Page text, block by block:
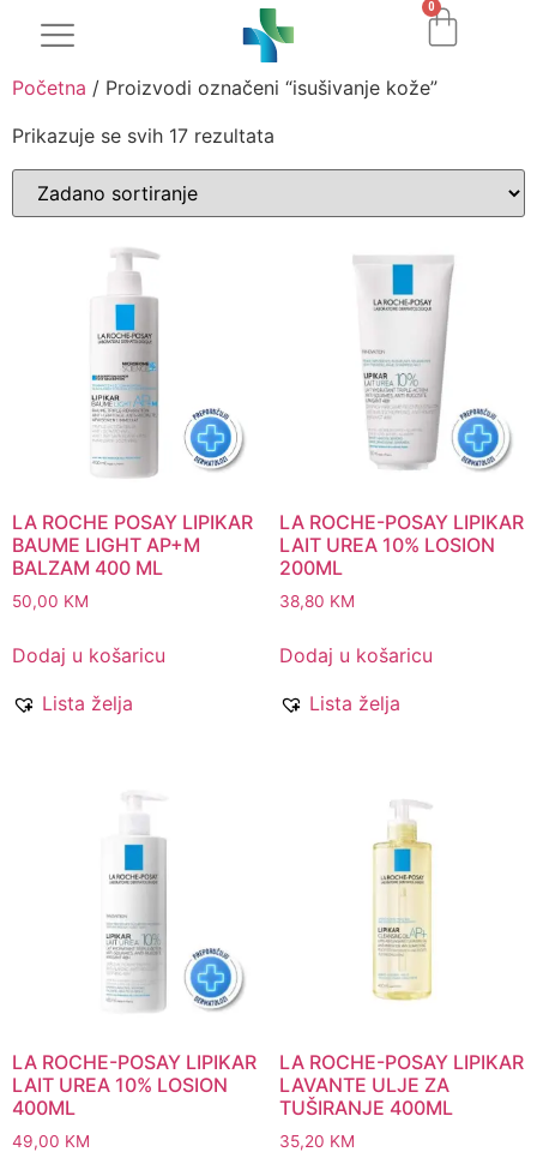
0
Početna / Proizvodi označeni “isušivanje kože”
Prikazuje se svih 17 rezultata
LA ROCHE POSAY LIPIKAR
BAUME LIGHT AP+M
BALZAM 400 ML
50,00 KM
Dodaj u košaricu
Lista želja
LA ROCHE-POSAY LIPIKAR
LAIT UREA 10% LOSION
200ML
38,80 KM
Dodaj u košaricu
Lista želja
LA ROCHE-POSAY LIPIKAR
LAIT UREA 10% LOSION
400ML
49,00 KM
LA ROCHE-POSAY LIPIKAR
LAVANTE ULJE ZA
TUŠIRANJE 400ML
35,20 KM